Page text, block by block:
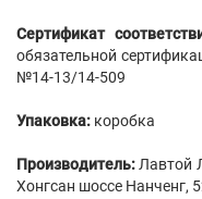
Сертификат
обязательной
№14-13/14-509
Упаковка: коробка
Производитель: Лавтой
Хонгсан шоссе Нанченг,